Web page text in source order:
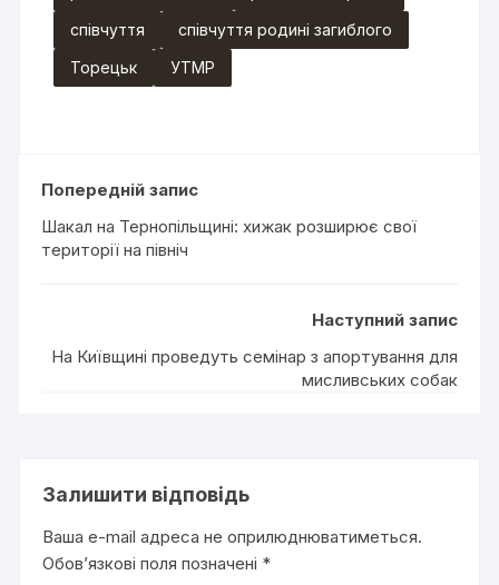
співчуття
співчуття родині загиблого
Торецьк
УТМР
Попередній запис
Шакал на Тернопільщині: хижак розширює свої
території на північ
Наступний запис
На Київщині проведуть семінар з апортування для
мисливських собак
Залишити відповідь
Ваша e-mail адреса не оприлюднюватиметься.
Обов’язкові поля позначені *